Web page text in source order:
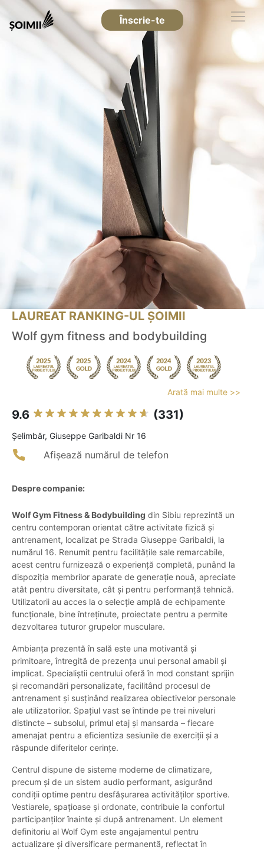
Înscrie-te
LAUREAT RANKING-UL ȘOIMII
Wolf gym fitness and bodybuilding
Arată mai multe >>
9.6 (331)
Şelimbăr, Giuseppe Garibaldi Nr 16
Afișează numărul de telefon
Despre companie:
Wolf Gym Fitness & Bodybuilding din Sibiu reprezintă un
centru contemporan orientat către activitate fizică și
antrenament, localizat pe Strada Giuseppe Garibaldi, la
numărul 16. Renumit pentru facilitățile sale remarcabile,
acest centru furnizează o experiență completă, punând la
dispoziția membrilor aparate de generație nouă, apreciate
atât pentru diversitate, cât și pentru performanță tehnică.
Utilizatorii au acces la o selecție amplă de echipamente
funcționale, bine întreținute, proiectate pentru a permite
dezvoltarea tuturor grupelor musculare.
Ambianța prezentă în sală este una motivantă și
primitoare, întregită de prezența unui personal amabil și
implicat. Specialiștii centrului oferă în mod constant sprijin
și recomandări personalizate, facilitând procesul de
antrenament și susținând realizarea obiectivelor personale
ale utilizatorilor. Spațiul vast se întinde pe trei niveluri
distincte – subsolul, primul etaj și mansarda – fiecare
amenajat pentru a eficientiza sesiunile de exerciții și a
răspunde diferitelor cerințe.
Centrul dispune de sisteme moderne de climatizare,
precum și de un sistem audio performant, asigurând
condiții optime pentru desfășurarea activităților sportive.
Vestiarele, spațioase și ordonate, contribuie la confortul
participanților înainte și după antrenament. Un element
definitoriu al Wolf Gym este angajamentul pentru
actualizare și diversificare permanentă, reflectat în